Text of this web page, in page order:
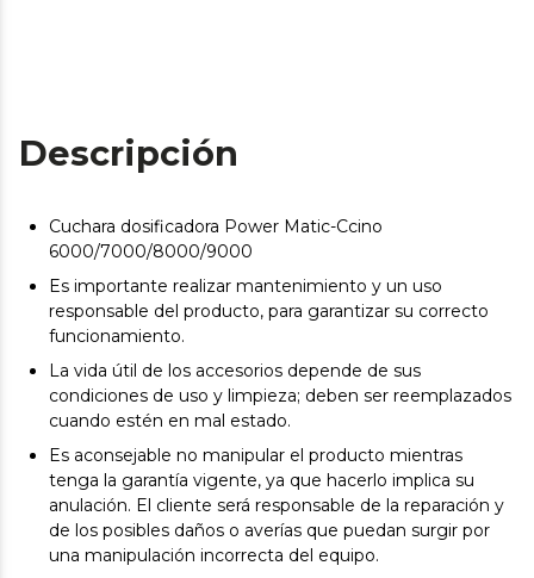
Descripción
Cuchara dosificadora Power Matic-Ccino
6000/7000/8000/9000
Es importante realizar mantenimiento y un uso
responsable del producto, para garantizar su correcto
funcionamiento.
La vida útil de los accesorios depende de sus
condiciones de uso y limpieza; deben ser reemplazados
cuando estén en mal estado.
Es aconsejable no manipular el producto mientras
tenga la garantía vigente, ya que hacerlo implica su
anulación. El cliente será responsable de la reparación y
de los posibles daños o averías que puedan surgir por
una manipulación incorrecta del equipo.